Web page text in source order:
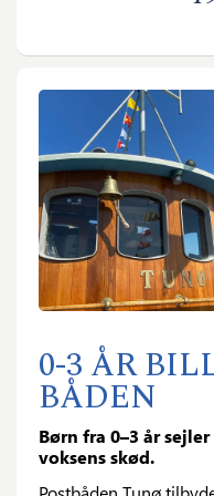
0-3 ÅR
BÅDEN
Børn fra 0–3 år
voksens skød.